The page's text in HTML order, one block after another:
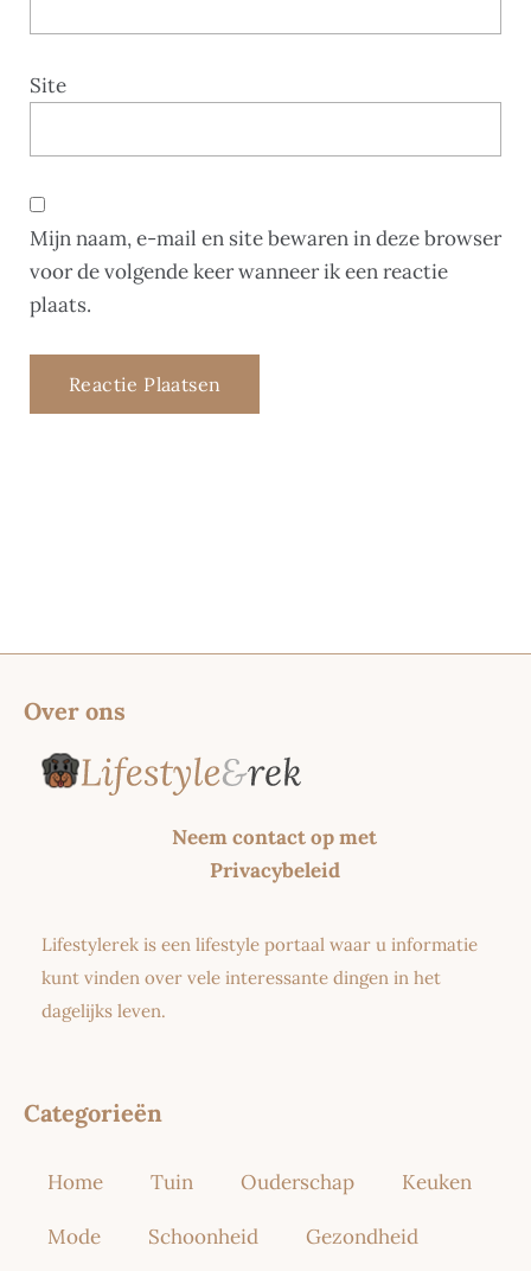
Site
Mijn naam, e-mail en site bewaren in deze browser
voor de volgende keer wanneer ik een reactie
plaats.
Over ons
Neem contact op met
Privacybeleid
Lifestylerek is een lifestyle portaal waar u informatie
kunt vinden over vele interessante dingen in het
dagelijks leven.
Categorieën
Home Tuin Ouderschap Keuken
Mode Schoonheid Gezondheid